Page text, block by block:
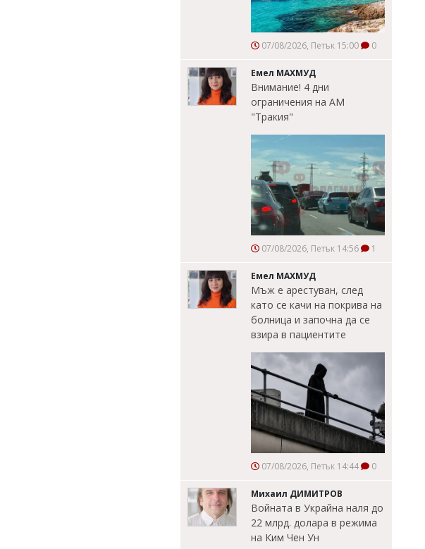
07/08/2026, Петък 15:00 0
Емел МАХМУД
Внимание! 4 дни
ограничения на АМ
"Тракия"
07/08/2026, Петък 14:56 1
Емел МАХМУД
Мъж е арестуван, след
като се качи на покрива на
болница и започна да се
взира в пациентите
07/08/2026, Петък 14:44 0
Михаил ДИМИТРОВ
Войната в Украйна наля до
22 млрд. долара в режима
на Ким Чен Ун